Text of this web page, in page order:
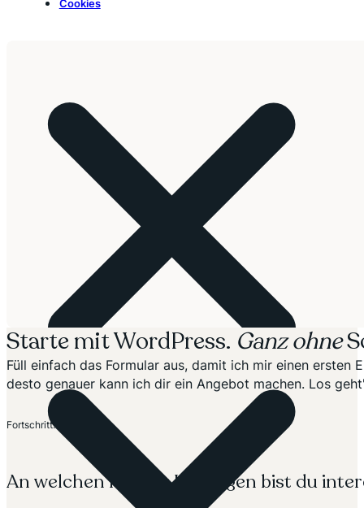
Cookies
Starte mit WordPress. Ganz ohne
Füll einfach das Formular aus, damit ich mir einen
desto genauer kann ich dir ein Angebot machen. Los
Abschnitt
Fortschritt: 20%
An welchen meiner Lösungen bist du